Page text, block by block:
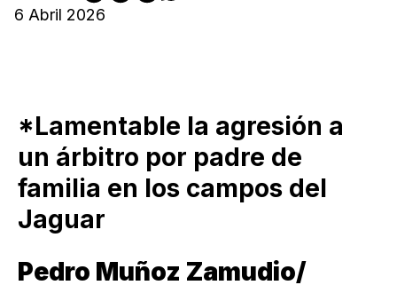
6 Abril 2026
*Lamentable la agresión a
un árbitro por padre de
familia en los campos del
Jaguar
Pedro Muñoz Zamudio/